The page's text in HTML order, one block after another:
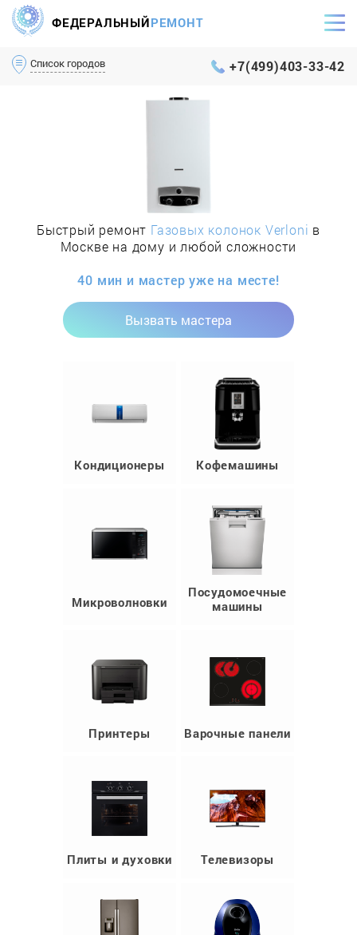
ФЕДЕРАЛЬНЫЙРЕМОНТ
Список городов +7(499)403-33-42
Быстрый ремонт Газовых колонок Verloni в
Москве на дому и любой сложности
40 мин и мастер уже на месте!
Вызвать мастера
Кондиционеры Кофемашины
Микроволновки
Посудомоечные
машины
Принтеры Варочные панели
Плиты и духовки Телевизоры